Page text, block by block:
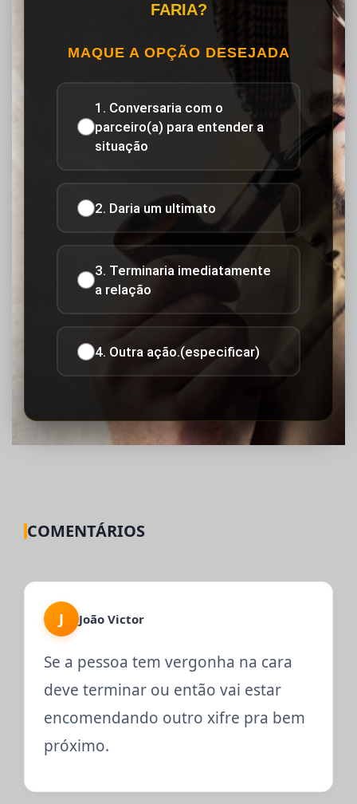
FARIA?
MAQUE A OPÇÃO DESEJADA
1. Conversaria com o
parceiro(a) para entender a
situação
2. Daria um ultimato
3. Terminaria imediatamente
a relação
4. Outra ação.(especificar)
COMENTÁRIOS
J João Victor
Se a pessoa tem vergonha na cara
deve terminar ou então vai estar
encomendando outro xifre pra bem
próximo.